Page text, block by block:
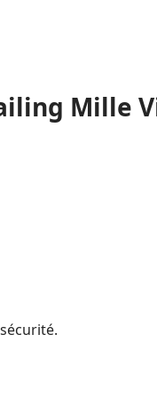
Mille